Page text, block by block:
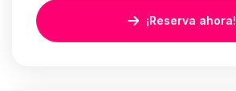
¡Reserva ahora!